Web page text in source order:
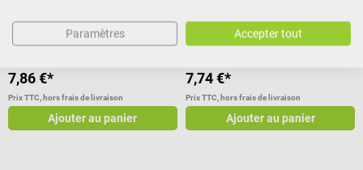
7,86 €*
Prix TTC, hors frais de livraison
Ajouter au panier
7,74 €*
Prix TTC, hors frais de livraison
Ajouter au panier
Paramètres Accepter tout